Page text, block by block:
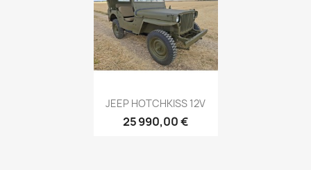
Aperçu rapide
JEEP HOTCHKISS 12V
25 990,00 €